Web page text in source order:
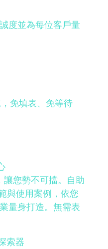
度並為每位客戶量
免填表、免等待
您勢不可擋。自助
與使用案例，依您
量身打造。無需表
索器